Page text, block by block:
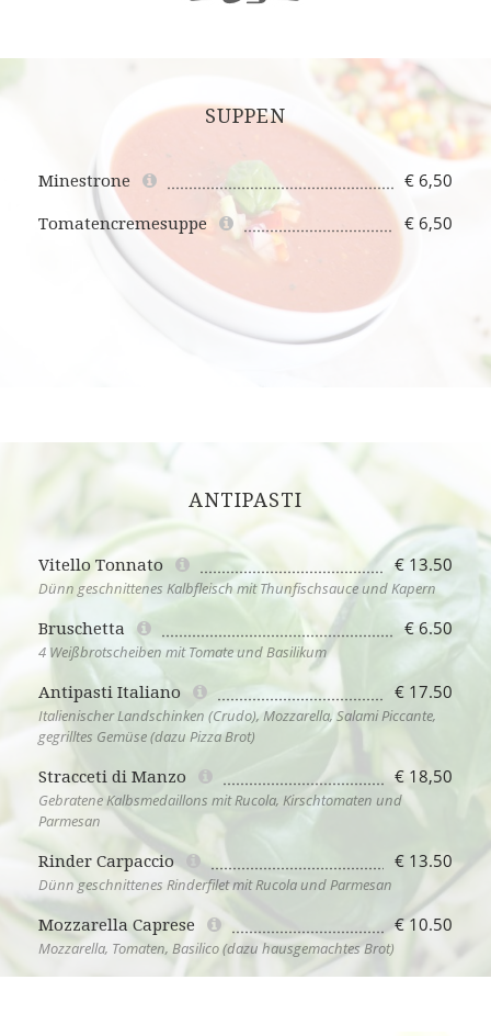
SUPPEN
Minestrone € 6,50
Tomatencremesuppe € 6,50
ANTIPASTI
Vitello Tonnato € 13.50
Dünn geschnittenes Kalbfleisch mit Thunfischsauce und Kapern
Bruschetta € 6.50
4 Weißbrotscheiben mit Tomate und Basilikum
Antipasti Italiano € 17.50
Italienischer Landschinken (Crudo), Mozzarella, Salami Piccante,
gegrilltes Gemüse (dazu Pizza Brot)
Stracceti di Manzo € 18,50
Gebratene Kalbsmedaillons mit Rucola, Kirschtomaten und
Parmesan
Rinder Carpaccio € 13.50
Dünn geschnittenes Rinderfilet mit Rucola und Parmesan
Mozzarella Caprese € 10.50
Mozzarella, Tomaten, Basilico (dazu hausgemachtes Brot)